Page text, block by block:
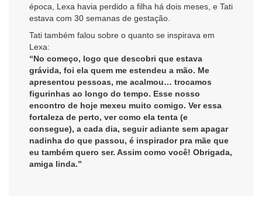
época, Lexa havia perdido a filha há dois meses, e Tati
estava com 30 semanas de gestação.
Tati também falou sobre o quanto se inspirava em
Lexa:
“No começo, logo que descobri que estava
grávida, foi ela quem me estendeu a mão. Me
apresentou pessoas, me acalmou… trocamos
figurinhas ao longo do tempo. Esse nosso
encontro de hoje mexeu muito comigo. Ver essa
fortaleza de perto, ver como ela tenta (e
consegue), a cada dia, seguir adiante sem apagar
nadinha do que passou, é inspirador pra mãe que
eu também quero ser. Assim como você! Obrigada,
amiga linda.”